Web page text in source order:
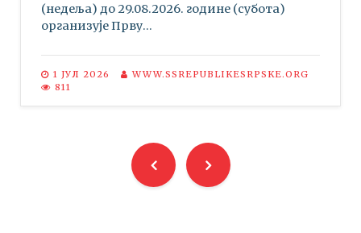
(недеља) до 29.08.2026. године (субота)
организује Прву...
1 ЈУЛ 2026
WWW.SSREPUBLIKESRPSKE.ORG
811